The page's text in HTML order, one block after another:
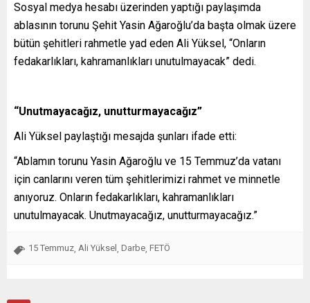
Sosyal medya hesabı üzerinden yaptığı paylaşımda
ablasının torunu Şehit Yasin Ağaroğlu’da başta olmak üzere
bütün şehitleri rahmetle yad eden Ali Yüksel, “Onların
fedakarlıkları, kahramanlıkları unutulmayacak” dedi.
“Unutmayacağız, unutturmayacağız”
Ali Yüksel paylaştığı mesajda şunları ifade etti:
“Ablamın torunu Yasin Ağaroğlu ve 15 Temmuz’da vatanı
için canlarını veren tüm şehitlerimizi rahmet ve minnetle
anıyoruz. Onların fedakarlıkları, kahramanlıkları
unutulmayacak. Unutmayacağız, unutturmayacağız.”
15 Temmuz Ali Yüksel Darbe FETÖ